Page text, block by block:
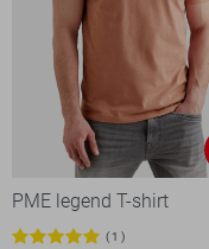
PME legend T-shirt
1